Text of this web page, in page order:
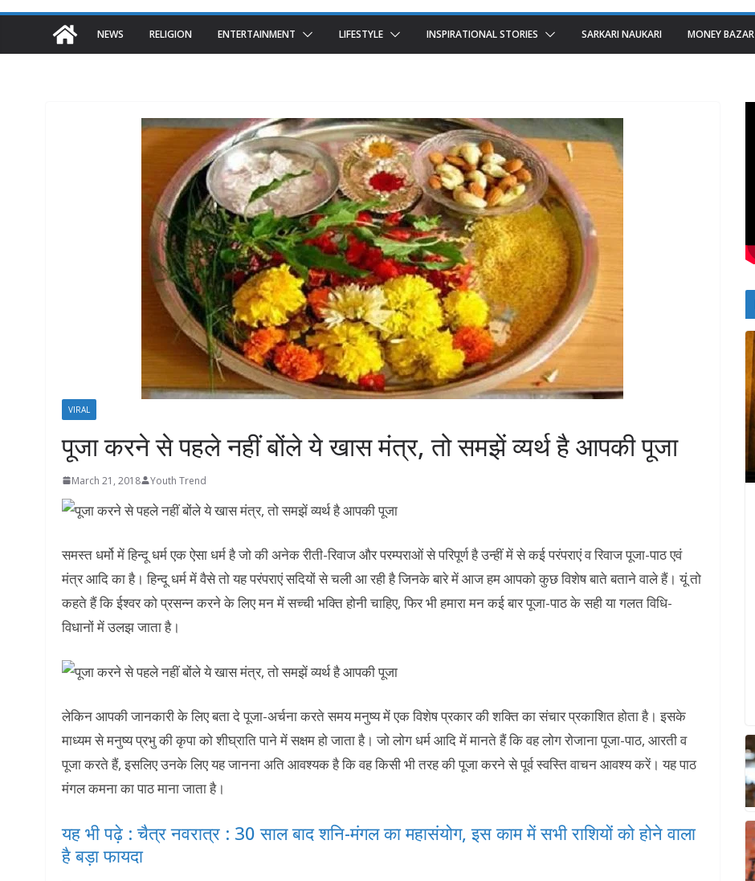
NEWS RELIGION ENTERTAINMENT LIFESTYLE INSPIRATIONAL STORIES SARKARI NAUKARI MONEY BAZAR
VIRAL
पूजा करने से पहले नहीं बोंले ये खास मंत्र, तो समझें व्यर्थ है आपकी पूजा
March 21, 2018 Youth Trend
समस्त धर्मो में हिन्दू धर्म एक ऐसा धर्म है जो की अनेक रीती-रिवाज और परम्पराओं से परिपूर्ण है उन्हीं में से कई परंपराएं व रिवाज पूजा-पाठ एवं
मंत्र आदि का है। हिन्दू धर्म में वैसे तो यह परंपराएं सदियों से चली आ रही है जिनके बारे में आज हम आपको कुछ विशेष बाते बताने वाले हैं। यूं तो
कहते हैं कि ईश्वर को प्रसन्न करने के लिए मन में सच्ची भक्ति होनी चाहिए, फिर भी हमारा मन कई बार पूजा-पाठ के सही या गलत विधि-
विधानों में उलझ जाता है।
लेकिन आपकी जानकारी के लिए बता दे पूजा-अर्चना करते समय मनुष्य में एक विशेष प्रकार की शक्ति का संचार प्रकाशित होता है। इसके
माध्यम से मनुष्य प्रभु की कृपा को शीघ्राति पाने में सक्षम हो जाता है। जो लोग धर्म आदि में मानते हैं कि वह लोग रोजाना पूजा-पाठ, आरती व
पूजा करते हैं, इसलिए उनके लिए यह जानना अति आवश्यक है कि वह किसी भी तरह की पूजा करने से पूर्व स्वस्ति वाचन आवश्य करें। यह पाठ
मंगल कमना का पाठ माना जाता है।
यह भी पढ़े : चैत्र नवरात्र : 30 साल बाद शनि-मंगल का महासंयोग, इस काम में सभी राशियों को होने वाला
है बड़ा फायदा